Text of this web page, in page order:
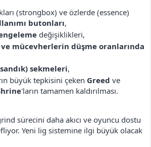
(strongbox) ve özlerde (essence)
butonları,
değişiklikleri,
mücevherlerin düşme oranlarında
sekmeleri,
büyük tepkisini çeken Greed ve
'ların tamamen kaldırılması.
sürecini daha akıcı ve oyuncu dostu
Yeni lig sistemine ilgi büyük olacak